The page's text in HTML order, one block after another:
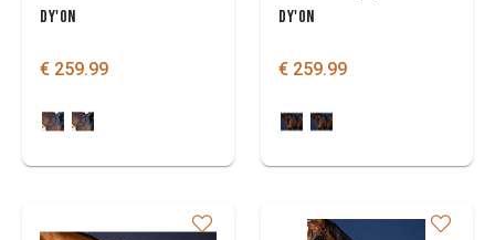
DY'ON
€ 259.99
DY'ON
€ 259.99